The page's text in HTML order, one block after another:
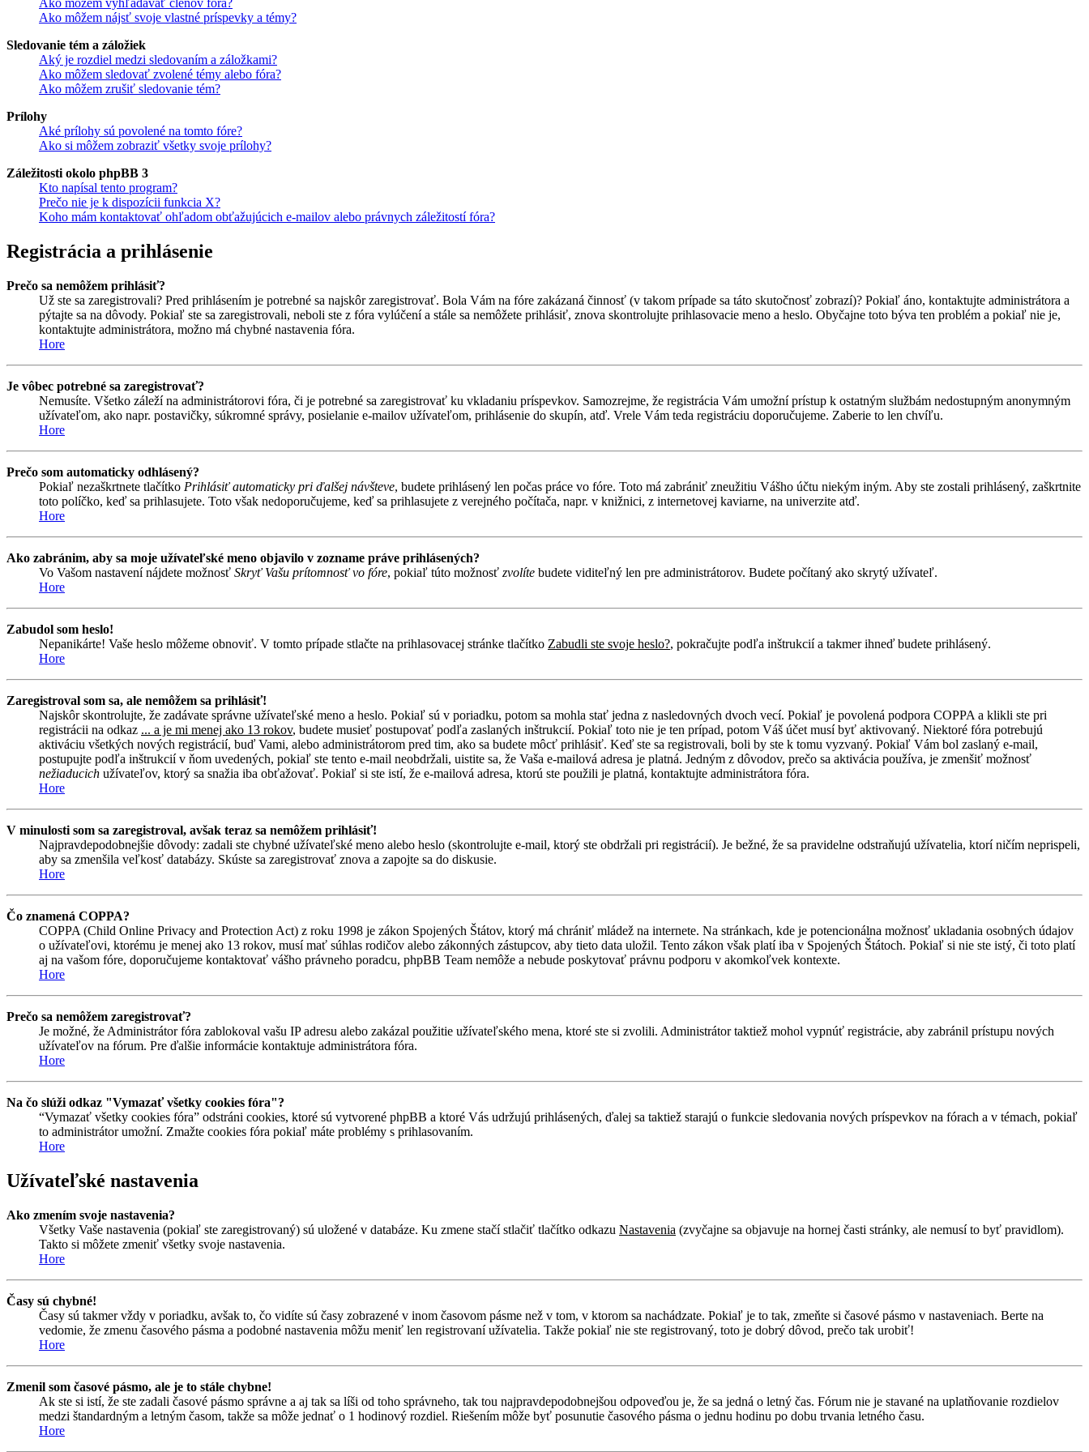
Ako môžem vyhľadávať členov fóra?
Ako môžem nájsť svoje vlastné príspevky a témy?
Sledovanie tém a záložiek
Aký je rozdiel medzi sledovaním a záložkami?
Ako môžem sledovať zvolené témy alebo fóra?
Ako môžem zrušiť sledovanie tém?
Prílohy
Aké prílohy sú povolené na tomto fóre?
Ako si môžem zobraziť všetky svoje prílohy?
Záležitosti okolo phpBB 3
Kto napísal tento program?
Prečo nie je k dispozícii funkcia X?
Koho mám kontaktovať ohľadom obťažujúcich e-mailov alebo právnych záležitostí fóra?
Registrácia a prihlásenie
Prečo sa nemôžem prihlásiť?
Už ste sa zaregistrovali? Pred prihlásením je potrebné sa najskôr zaregistrovať. Bola Vám na fóre zakázaná činnosť (v takom prípade sa táto skutočnosť zobrazí)? Pokiaľ áno, kontaktujte administrátora a
pýtajte sa na dôvody. Pokiaľ ste sa zaregistrovali, neboli ste z fóra vylúčení a stále sa nemôžete prihlásiť, znova skontrolujte prihlasovacie meno a heslo. Obyčajne toto býva ten problém a pokiaľ nie je,
kontaktujte administrátora, možno má chybné nastavenia fóra.
Hore
Je vôbec potrebné sa zaregistrovať?
Nemusíte. Všetko záleží na administrátorovi fóra, či je potrebné sa zaregistrovať ku vkladaniu príspevkov. Samozrejme, že registrácia Vám umožní prístup k ostatným službám nedostupným anonymným
užívateľom, ako napr. postavičky, súkromné správy, posielanie e-mailov užívateľom, prihlásenie do skupín, atď. Vrele Vám teda registráciu doporučujeme. Zaberie to len chvíľu.
Hore
Prečo som automaticky odhlásený?
Pokiaľ nezaškrtnete tlačítko Prihlásiť automaticky pri ďalšej návšteve, budete prihlásený len počas práce vo fóre. Toto má zabrániť zneužitiu Vášho účtu niekým iným. Aby ste zostali prihlásený, zaškrtnite
toto políčko, keď sa prihlasujete. Toto však nedoporučujeme, keď sa prihlasujete z verejného počítača, napr. v knižnici, z internetovej kaviarne, na univerzite atď.
Hore
Ako zabránim, aby sa moje užívateľské meno objavilo v zozname práve prihlásených?
Vo Vašom nastavení nájdete možnosť Skryť Vašu prítomnosť vo fóre, pokiaľ túto možnosť zvolíte budete viditeľný len pre administrátorov. Budete počítaný ako skrytý užívateľ.
Hore
Zabudol som heslo!
Nepanikárte! Vaše heslo môžeme obnoviť. V tomto prípade stlačte na prihlasovacej stránke tlačítko Zabudli ste svoje heslo?, pokračujte podľa inštrukcií a takmer ihneď budete prihlásený.
Hore
Zaregistroval som sa, ale nemôžem sa prihlásiť!
Najskôr skontrolujte, že zadávate správne užívateľské meno a heslo. Pokiaľ sú v poriadku, potom sa mohla stať jedna z nasledovných dvoch vecí. Pokiaľ je povolená podpora COPPA a klikli ste pri
registrácii na odkaz ... a je mi menej ako 13 rokov, budete musieť postupovať podľa zaslaných inštrukcií. Pokiaľ toto nie je ten prípad, potom Váš účet musí byť aktivovaný. Niektoré fóra potrebujú
aktiváciu všetkých nových registrácií, buď Vami, alebo administrátorom pred tim, ako sa budete môcť prihlásiť. Keď ste sa registrovali, boli by ste k tomu vyzvaný. Pokiaľ Vám bol zaslaný e-mail,
postupujte podľa inštrukcií v ňom uvedených, pokiaľ ste tento e-mail neobdržali, uistite sa, že Vaša e-mailová adresa je platná. Jedným z dôvodov, prečo sa aktivácia používa, je zmenšiť možnosť
nežiaducich užívateľov, ktorý sa snažia iba obťažovať. Pokiaľ si ste istí, že e-mailová adresa, ktorú ste použili je platná, kontaktujte administrátora fóra.
Hore
V minulosti som sa zaregistroval, avšak teraz sa nemôžem prihlásiť!
Najpravdepodobnejšie dôvody: zadali ste chybné užívateľské meno alebo heslo (skontrolujte e-mail, ktorý ste obdržali pri registrácií). Je bežné, že sa pravidelne odstraňujú užívatelia, ktorí ničím neprispeli,
aby sa zmenšila veľkosť databázy. Skúste sa zaregistrovať znova a zapojte sa do diskusie.
Hore
Čo znamená COPPA?
COPPA (Child Online Privacy and Protection Act) z roku 1998 je zákon Spojených Štátov, ktorý má chrániť mládež na internete. Na stránkach, kde je potencionálna možnosť ukladania osobných údajov
o užívateľovi, ktorému je menej ako 13 rokov, musí mať súhlas rodičov alebo zákonných zástupcov, aby tieto data uložil. Tento zákon však platí iba v Spojených Štátoch. Pokiaľ si nie ste istý, či toto platí
aj na vašom fóre, doporučujeme kontaktovať vášho právneho poradcu, phpBB Team nemôže a nebude poskytovať právnu podporu v akomkoľvek kontexte.
Hore
Prečo sa nemôžem zaregistrovať?
Je možné, že Administrátor fóra zablokoval vašu IP adresu alebo zakázal použitie užívateľského mena, ktoré ste si zvolili. Administrátor taktiež mohol vypnúť registrácie, aby zabránil prístupu nových
užívateľov na fórum. Pre ďalšie informácie kontaktuje administrátora fóra.
Hore
Na čo slúži odkaz "Vymazať všetky cookies fóra"?
“Vymazať všetky cookies fóra” odstráni cookies, ktoré sú vytvorené phpBB a ktoré Vás udržujú prihlásených, ďalej sa taktiež starajú o funkcie sledovania nových príspevkov na fórach a v témach, pokiaľ
to administrátor umožní. Zmažte cookies fóra pokiaľ máte problémy s prihlasovaním.
Hore
Užívateľské nastavenia
Ako zmením svoje nastavenia?
Všetky Vaše nastavenia (pokiaľ ste zaregistrovaný) sú uložené v databáze. Ku zmene stačí stlačiť tlačítko odkazu Nastavenia (zvyčajne sa objavuje na hornej časti stránky, ale nemusí to byť pravidlom).
Takto si môžete zmeniť všetky svoje nastavenia.
Hore
Časy sú chybné!
Časy sú takmer vždy v poriadku, avšak to, čo vidíte sú časy zobrazené v inom časovom pásme než v tom, v ktorom sa nachádzate. Pokiaľ je to tak, zmeňte si časové pásmo v nastaveniach. Berte na
vedomie, že zmenu časového pásma a podobné nastavenia môžu meniť len registrovaní užívatelia. Takže pokiaľ nie ste registrovaný, toto je dobrý dôvod, prečo tak urobiť!
Hore
Zmenil som časové pásmo, ale je to stále chybne!
Ak ste si istí, že ste zadali časové pásmo správne a aj tak sa líši od toho správneho, tak tou najpravdepodobnejšou odpoveďou je, že sa jedná o letný čas. Fórum nie je stavané na uplatňovanie rozdielov
medzi štandardným a letným časom, takže sa môže jednať o 1 hodinový rozdiel. Riešením môže byť posunutie časového pásma o jednu hodinu po dobu trvania letného času.
Hore